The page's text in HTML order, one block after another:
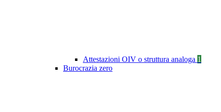
Attestazioni OIV o struttura analoga 1
Burocrazia zero